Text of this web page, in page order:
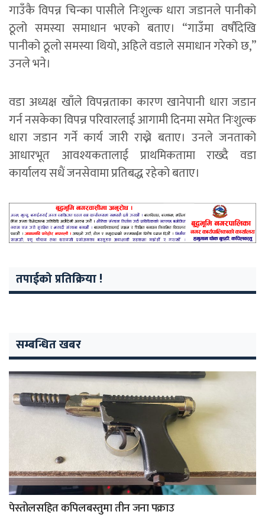
गाउँकै विपन्न चिन्का पासीले निःशुल्क धारा जडानले पानीको
ठूलो समस्या समाधान भएको बताए। “गाउँमा वर्षौंदेखि
पानीको ठूलो समस्या थियो, अहिले वडाले समाधान गरेको छ,”
उनले भने।
वडा अध्यक्ष खाँले विपन्नताका कारण खानेपानी धारा जडान
गर्न नसकेका विपन्न परिवारलाई आगामी दिनमा समेत निःशुल्क
धारा जडान गर्ने कार्य जारी राख्ने बताए। उनले जनताको
आधारभूत आवश्यकतालाई प्राथमिकतामा राख्दै वडा
कार्यालय सधैं जनसेवामा प्रतिबद्ध रहेको बताए।
तपाईको प्रतिक्रिया !
सम्बन्धित खबर
पेस्तोलसहित कपिलबस्तुमा तीन जना पक्राउ